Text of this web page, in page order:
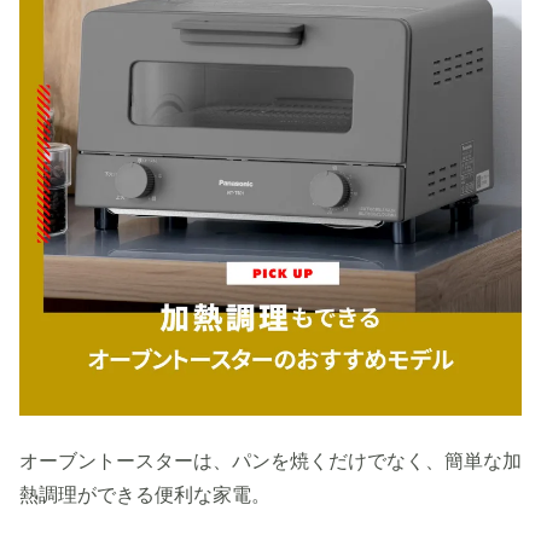
オーブントースターは、パンを焼くだけでなく、簡単な加
熱調理ができる便利な家電。